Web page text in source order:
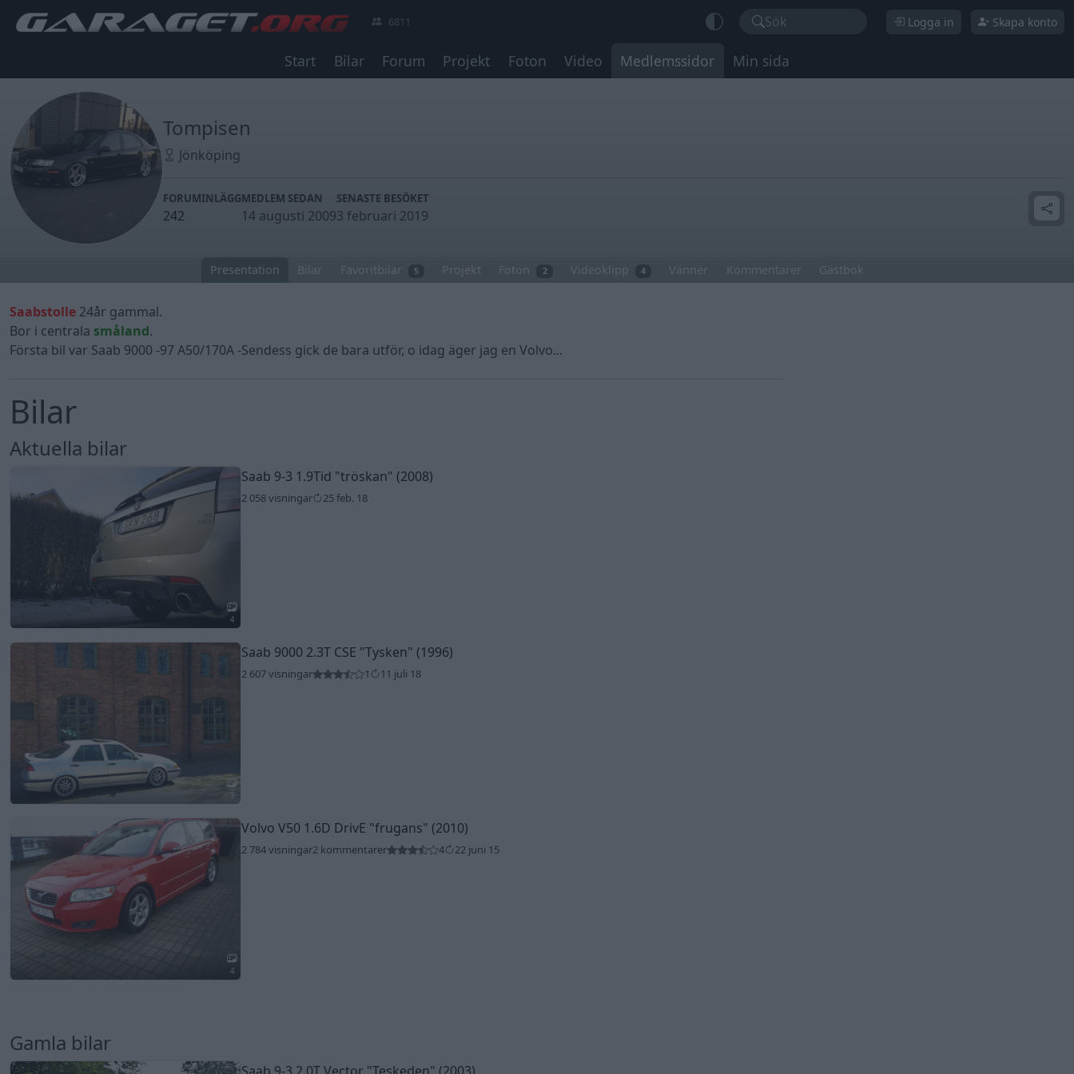
6811 Sök Logga in Skapa konto
Start Bilar Forum Projekt Foton Video Medlemssidor Min sida
Tompisen
Jönköping
FORUMINLÄGG
242
MEDLEM SEDAN
14 augusti 2009
SENASTE BESÖKET
3 februari 2019
Presentation Bilar Favoritbilar 5 Projekt Foton 2 Videoklipp 4 Vänner Kommentarer Gästbok
Saabstolle 24år gammal.
Bor i centrala småland.
Första bil var Saab 9000 -97 A50/170A -Sendess gick de bara utför, o idag äger jag en Volvo...
Bilar
Aktuella bilar
4
Saab 9-3 1.9Tid "tröskan" (2008)
2 058 visningar 25 feb. 18
3
Saab 9000 2.3T CSE "Tysken" (1996)
2 607 visningar 1 11 juli 18
4
Volvo V50 1.6D DrivE "frugans" (2010)
2 784 visningar2 kommentarer 4 22 juni 15
Gamla bilar